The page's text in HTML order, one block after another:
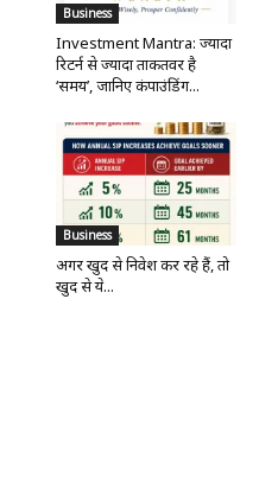
Business
Investment Mantra: ज्यादा
रिटर्न से ज्यादा ताकतवर है
‘समय’, जानिए कंपाउंडिंग...
Business
अगर खुद से निवेश कर रहे हैं, तो
खुद से ये...